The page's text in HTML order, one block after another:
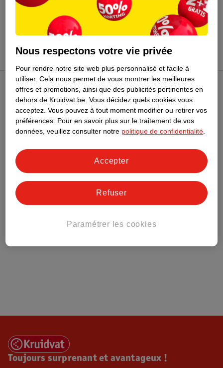
Profitez-en
Club Kruidvat
Service Clientèle
Tout sur Kruidvat
Toujours surprenant et avantageux !
Nous respectons votre vie privée
Pour rendre notre site web plus personnalisé et facile à
utiliser. Cela nous permet de vous montrer les meilleures
offres et promotions, ainsi que des publicités pertinentes en
dehors de Kruidvat.be. Vous décidez quels cookies vous
acceptez. Vous pouvez à tout moment modifier ou retirer vos
préférences. Pour en savoir plus sur le traitement de vos
données, veuillez consulter notre politique de confidentialité.
Paramétrer les cookies
Refuser
Accepter